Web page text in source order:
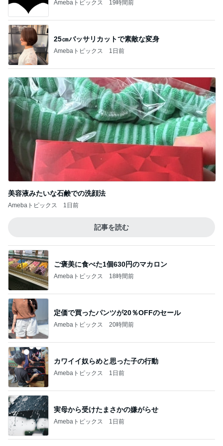
Amebaトピックス 19時間前
25㎝バッサリカットで素敵な変身
Amebaトピックス 1日前
美容液みたいな石鹸での洗顔法
Amebaトピックス 1日前
記事を読む
ご褒美に食べた1個630円のマカロン
Amebaトピックス 18時間前
定価で買ったパンツが20％OFFのセール
Amebaトピックス 20時間前
カワイイ奴らめと思った子の行動
Amebaトピックス 1日前
実母から受けたまさかの嫌がらせ
Amebaトピックス 1日前